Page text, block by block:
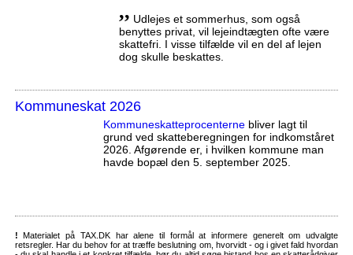
,, Udlejes et sommerhus, som også
benyttes privat, vil lejeindtægten ofte være
skattefri. I visse tilfælde vil en del af lejen
dog skulle beskattes.
Kommuneskat 2026
Kommuneskatte­procenternebliver lagt til
grund ved skatteberegningen for indkomståret
2026. Afgørende er, i hvilken kommune man
havde bopæl den 5. september 2025.
! Materialet på TAX.DK har alene til formål at informere generelt om udvalgte
retsregler. Har du behov for at træffe beslutning om, hvorvidt - og i givet fald hvordan